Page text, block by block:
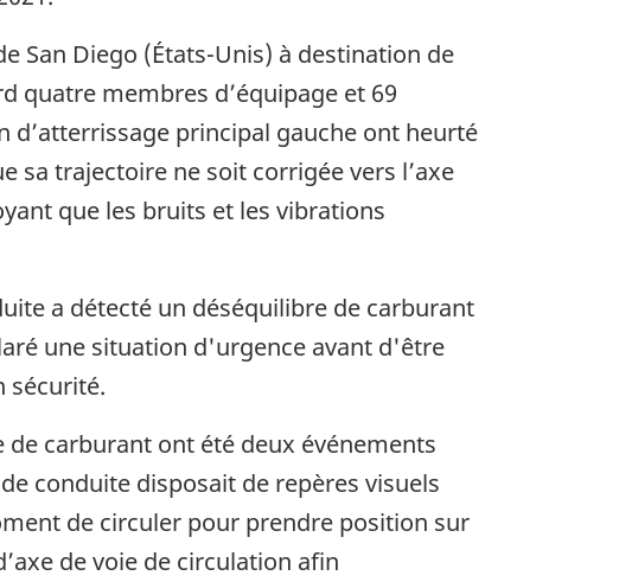
San Diego (États-Unis) à destination de
quatre membres d’équipage et 69
d’atterrissage principal gauche ont heurté
sa trajectoire ne soit corrigée vers l’axe
que les bruits et les vibrations
a détecté un déséquilibre de carburant
une situation d'urgence avant d'être
sécurité.
carburant ont été deux événements
conduite disposait de repères visuels
de circuler pour prendre position sur
de voie de circulation afin